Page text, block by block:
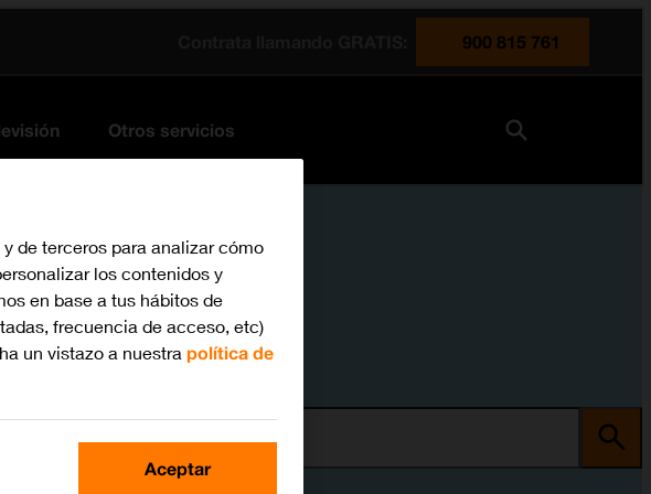
900 815 761
Otros servicios
de terceros para analizar cómo
los contenidos y
en base a tus hábitos de
frecuencia de acceso, etc)
un vistazo a nuestra política de
Aceptar